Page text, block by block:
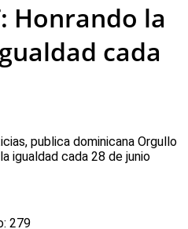
Honrando la
cada
publica dominicana Orgullo
igualdad cada 28 de junio
279